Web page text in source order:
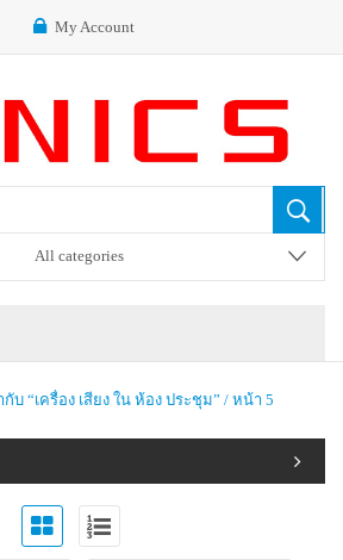
My Account
All categories
“เครื่อง เสียง ใน ห้อง ประชุม” / หน้า 5